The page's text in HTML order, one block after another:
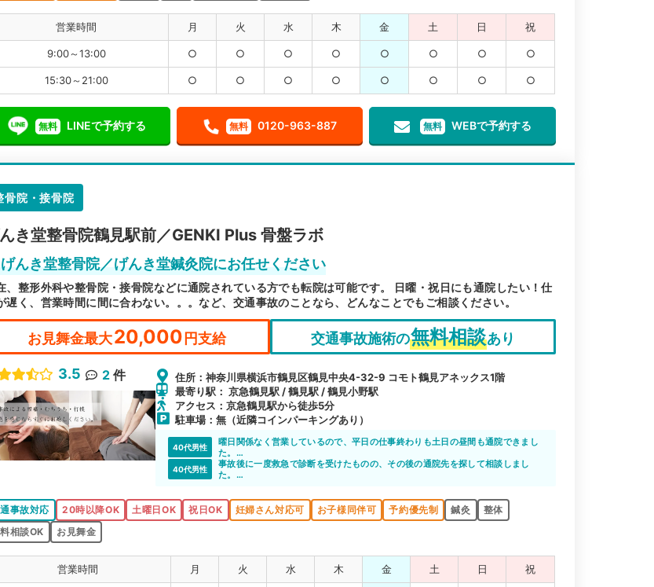
営業時間 月 火 水 木 金 土 日 祝
9:00～13:00 ○ ○ ○ ○ ○ ○ ○ ○
15:30～21:00 ○ ○ ○ ○ ○ ○ ○ ○
無料 LINEで予約する 無料 0120-963-887 無料 WEBで予約する
骨院・接骨院
き堂整骨院鶴見駅前／GENKI Plus 骨盤ラボ
げんき堂整骨院／げんき堂鍼灸院にお任せください
、整形外科や整骨院・接骨院などに通院されている方でも転院は可能です。 日曜・祝日にも通院したい！仕
遅く、営業時間に間に合わない。。。など、交通事故のことなら、どんなことでもご相談ください。
お見舞金最大20,000 円支給 交通事故施術の無料相談あり
3.5 2 件
住所：神奈川県横浜市鶴見区鶴見中央4-32-9 コモト鶴見アネックス1階
最寄り駅： 京急鶴見駅 / 鶴見駅 / 鶴見小野駅
アクセス：京急鶴見駅から徒歩5分
駐車場：無（近隣コインパーキングあり）
40代男性
曜日関係なく営業しているので、平日の仕事終わりも土日の昼間も通院できまし
た。
自分のスケジュールに合わせて、ストレスなく通院できたので便利でした。
40代男性
事故後に一度救急で診断を受けたものの、その後の通院先を探して相談しまし
た。
応でした。また、年中無休というところも自分の都合で通えるので非常に便利で
した。
事故対応 20時以降OK 土曜日OK 祝日OK 妊婦さん対応可 お子様同伴可 予約優先制 鍼灸
整体
相談OK
お見舞金
営業時間 月 火 水 木 金 土 日 祝